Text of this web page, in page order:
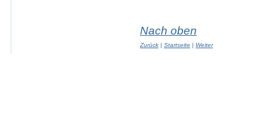
Nach oben
Zurück | Startseite | Weiter